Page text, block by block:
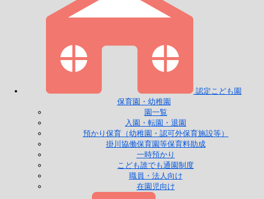
認定こども園
保育園・幼稚園
園一覧
入園・転園・退園
預かり保育（幼稚園・認可外保育施設等）
掛川協働保育園等保育料助成
一時預かり
こども誰でも通園制度
職員・法人向け
在園児向け